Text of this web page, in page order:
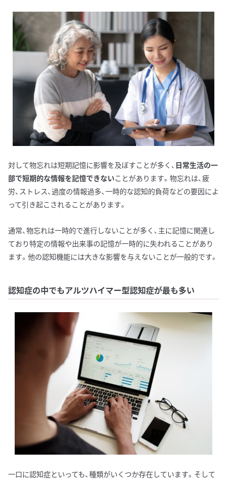
対して物忘れは短期記憶に影響を及ぼすことが多く、 日常生活の一
部で短期的な情報を記憶できないことがあります。物忘れは、疲
労、ストレス、過度の情報過多、一時的な認知的負荷などの要因によ
って引き起こされることがあります。
通常、物忘れは一時的で進行しないことが多く、主に記憶に関連し
ており特定の情報や出来事の記憶が一時的に失われることがあり
ます。他の認知機能には大きな影響を与えないことが一般的です。
認知症の中でもアルツハイマー型認知症が最も多い
一口に認知症といっても、種類がいくつか存在しています。そして